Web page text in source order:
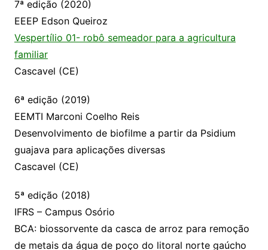
7ª edição (2020)
EEEP Edson Queiroz
Vespertílio 01- robô semeador para a agricultura
familiar
Cascavel (CE)
6ª edição (2019)
EEMTI Marconi Coelho Reis
Desenvolvimento de biofilme a partir da Psidium
guajava para aplicações diversas
Cascavel (CE)
5ª edição (2018)
IFRS – Campus Osório
BCA: biossorvente da casca de arroz para remoção
de metais da água de poço do litoral norte gaúcho